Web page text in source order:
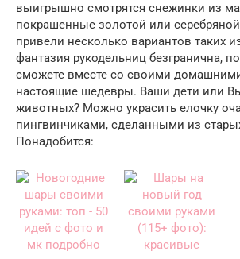
выигрышно смотрятся снежинки из
покрашенные золотой или
привели несколько вариантов таких
фантазия рукодельниц безгранична,
сможете вместе со своими
настоящие шедевры. Ваши дети или
животных? Можно украсить елочку
пингвинчиками, сделанными из
Понадобится: